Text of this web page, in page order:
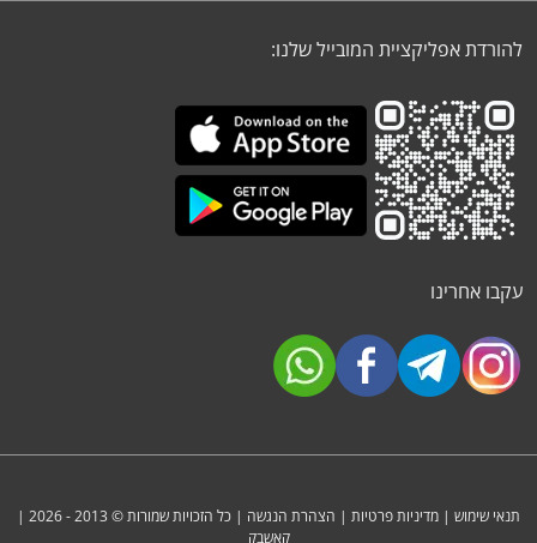
להורדת אפליקציית המובייל שלנו:
עקבו אחרינו
תנאי שימוש | מדיניות פרטיות | הצהרת הנגשה | כל הזכויות שמורות © 2013 - 2026 |
קאשבק